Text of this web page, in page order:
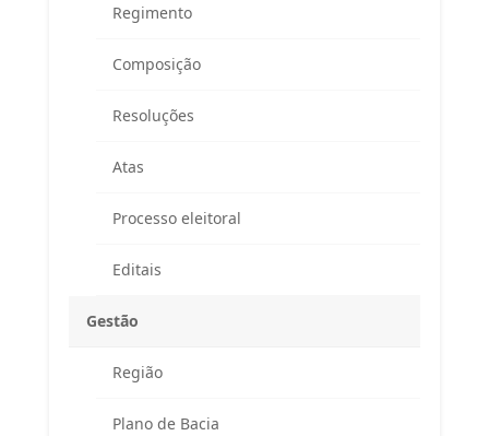
Regimento
Composição
Resoluções
Atas
Processo eleitoral
Editais
Gestão
Região
Plano de Bacia
Atendimento ao Público / Correspondências